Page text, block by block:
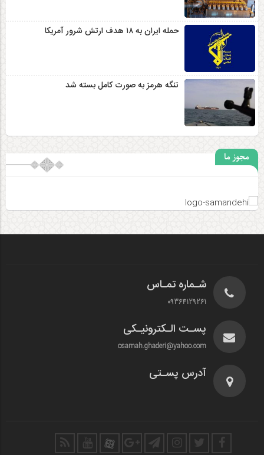
حمله ایران به ۱۸ هدف ارتش شرور آمریکا
تنگه هرمز به صورت کامل بسته شد
مجوز ما
شـماره تمـاس
09364129261
پسـت الـکترونیـکی
osamah.ghaderi@yahoo.com
آدرس پسـتی